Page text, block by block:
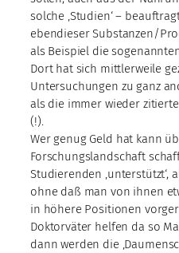
solche ‚Studien‘ –
ebendieser Substanzen/
als Beispiel die
Dort hat sich mittlerweile
Untersuchungen zu ganz
als die immer wieder
(!).
Wer genug Geld hat kann
Forschungslandschaft
Studierenden ‚unterstützt‘,
ohne daß man von ihnen
in höhere Positionen
Doktorväter helfen da so
dann werden die